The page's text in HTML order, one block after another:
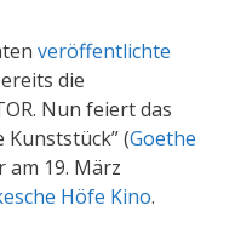
veröffentlichte
die
Nun feiert das
(Goethe
am 19. März
Höfe Kino.